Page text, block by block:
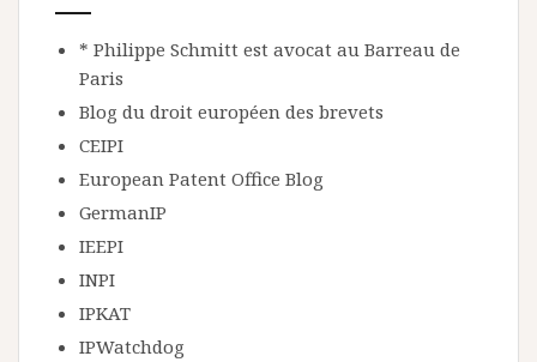
* Philippe Schmitt est avocat au Barreau de
Paris
Blog du droit européen des brevets
CEIPI
European Patent Office Blog
GermanIP
IEEPI
INPI
IPKAT
IPWatchdog